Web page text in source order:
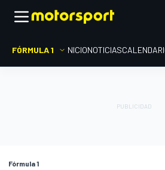
FÓRMULA 1 INICIONOTICIAS
Fórmula 1